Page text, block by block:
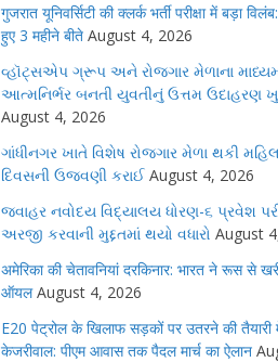
गुजरात यूनिवर्सिटी की क्लर्क भर्ती परीक्षा में बड़ा
हुए 3 महीने बीते August 4, 2026
વ્હૉટ્સએપ ગ્રૂપ અને રોજગાર મેળાના
આત્મનિર્ભર બનતી યુવતીનું ઉત્તમ ઉદાહરણ
August 4, 2026
ગાંધીનગર ખાતે વિશેષ રોજગાર મેળા થકી
દિવસની ઉજવણી કરાઈ August 4, 2026
જવાહર નવોદય વિદ્યાલય ધોરણ-૬ પ્રવેશ
અરજી કરવાની મુદ્દતમાં થયો વધારો August
अमेरिका की चेतावनियां दरकिनार: भारत ने रूस से
ऑयल August 4, 2026
E20 पेट्रोल के खिलाफ सड़कों पर उतरने की तैयारी
केजरीवाल: पीएम आवास तक पैदल मार्च का ऐलान